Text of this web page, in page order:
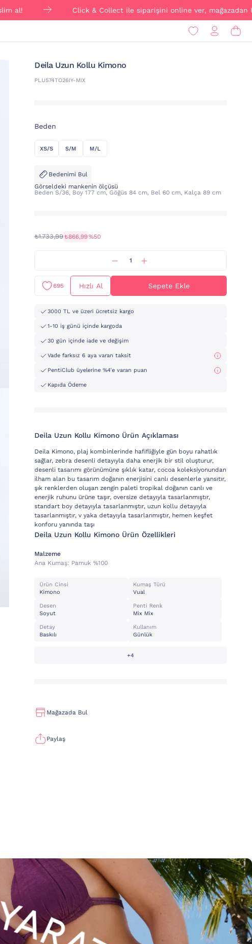
Click & Collect ile siparişini online ver, mağazadan
Deila Uzun Kollu Kimono
PLU574TO26IY-MIX
Beden
XS/S S/M M/L
Bedenimi Bul
Görseldeki mankenin ölçüsü
Beden S/36, Boy 177 cm, Göğüs 84 cm, Bel 60 cm, Kalça 89 cm
₺1.733,99 ₺866,99%50
695 Hızlı Al Sepete Ekle
3000 TL ve üzeri ücretsiz kargo
1-10 iş günü içinde kargoda
30 gün içinde iade ve değişim
Vade farksız 6 aya varan taksit
PentiClub üyelerine %4'e varan puan
Kapıda Ödeme
Deila Uzun Kollu Kimono Ürün Açıklaması
Deila Kimono, plaj kombinlerinde hafifliğiyle gün boyu rahatlık
sağlar, zebra desenli detayıyla daha enerjik bir stil oluşturur,
desenli tasarımı görünümüne şıklık katar, cocoa koleksiyonundan
ilham alan bu tasarım doğanın enerjisini canlı desenlerle yansıtır,
şık renklerden oluşan zengin paleti tropikal doğanın canlı ve
enerjik ruhunu ürüne taşır, oversize detayıyla tasarlanmıştır,
standart boy detayıyla tasarlanmıştır, uzun kollu detayıyla
tasarlanmıştır, v yaka detayıyla tasarlanmıştır, hemen keşfet
konforu yanında taşı
Deila Uzun Kollu Kimono Ürün Özellikleri
Malzeme
Ana Kumaş: Pamuk %100
Ürün Cinsi
Kimono
Kumaş Türü
Vual
Desen
Soyut
Penti Renk
Mix Mix
Detay
Baskılı
Kullanım
Günlük
+4
Mağazada Bul
Paylaş